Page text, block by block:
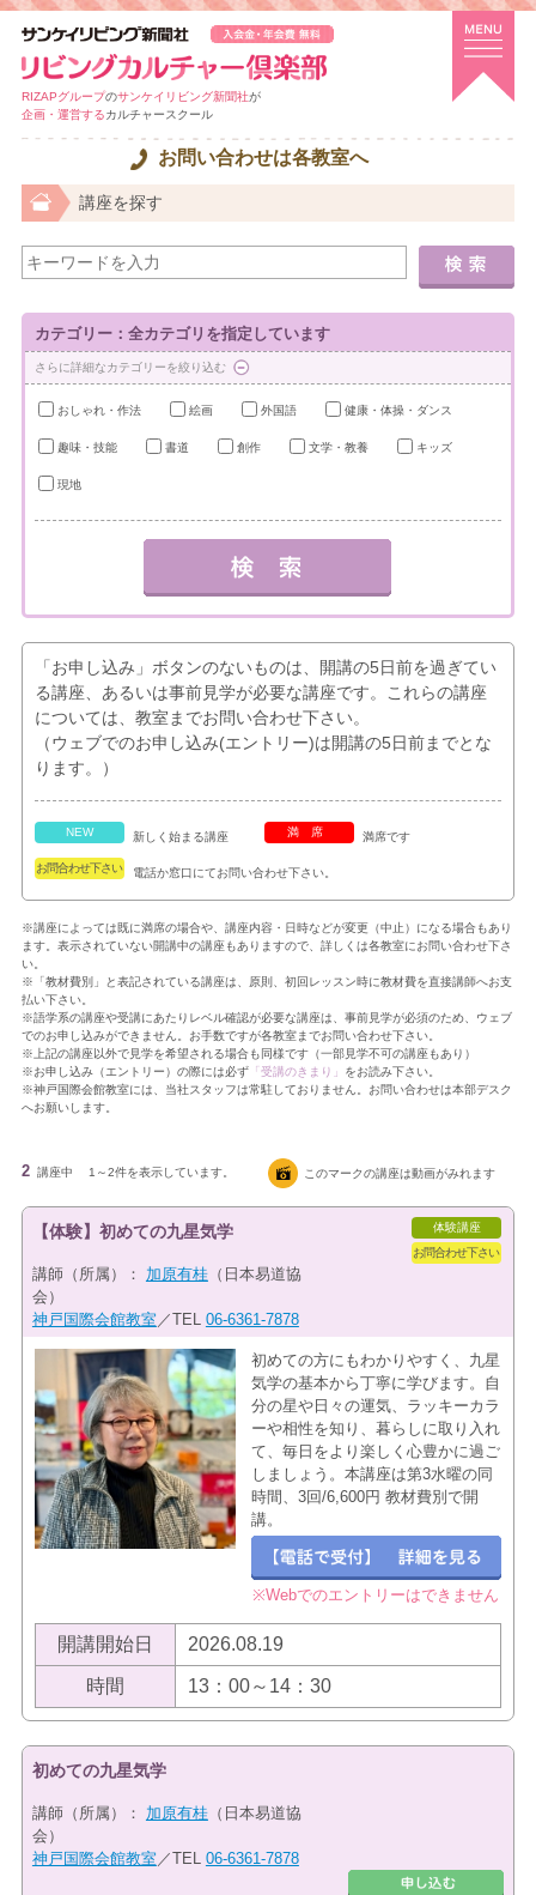
RIZAPグループのサンケイリビング新聞社が
企画・運営するカルチャースクール
お問い合わせは各教室へ
講座を探す
カテゴリー：全カテゴリを指定しています
さらに詳細なカテゴリーを絞り込む
おしゃれ・作法 絵画 外国語 健康・体操・ダンス
趣味・技能 書道 創作 文学・教養 キッズ
現地
「お申し込み」ボタンのないものは、開講の5日前を過ぎてい
る講座、あるいは事前見学が必要な講座です。これらの講座
については、教室までお問い合わせ下さい。
（ウェブでのお申し込み(エントリー)は開講の5日前までとな
ります。）
NEW 新しく始まる講座 満席 満席です
お問合わせ下さい 電話か窓口にてお問い合わせ下さい。
※講座によっては既に満席の場合や、講座内容・日時などが変更（中止）になる場合もあり
ます。表示されていない開講中の講座もありますので、詳しくは各教室にお問い合わせ下さ
い。
※「教材費別」と表記されている講座は、原則、初回レッスン時に教材費を直接講師へお支
払い下さい。
※語学系の講座や受講にあたりレベル確認が必要な講座は、事前見学が必須のため、ウェブ
でのお申し込みができません。お手数ですが各教室までお問い合わせ下さい。
※上記の講座以外で見学を希望される場合も同様です（一部見学不可の講座もあり）
※お申し込み（エントリー）の際には必ず「受講のきまり」 をお読み下さい。
※神戸国際会館教室には、当社スタッフは常駐しておりません。お問い合わせは本部デスク
へお願いします。
2 講座中 1～2件を表示しています。 このマークの講座は動画がみれます
体験講座
お問合わせ下さい
【体験】初めての九星気学
講師（所属）： 加原有桂（日本易道協
会）
神戸国際会館教室 ／TEL 06-6361-7878
初めての方にもわかりやすく、九星
気学の基本から丁寧に学びます。自
分の星や日々の運気、ラッキーカラ
ーや相性を知り、暮らしに取り入れ
て、毎日をより楽しく心豊かに過ご
しましょう。本講座は第3水曜の同
時間、3回/6,600円 教材費別で開
講。
※Webでのエントリーはできません
開講開始日 2026.08.19
時間 13：00～14：30
初めての九星気学
講師（所属）： 加原有桂（日本易道協
会）
神戸国際会館教室 ／TEL 06-6361-7878